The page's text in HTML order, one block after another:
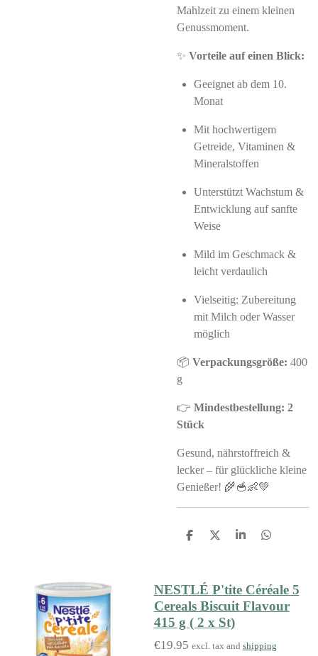
Mahlzeit zu einem kleinen
Genussmoment.
✨ Vorteile auf einen Blick:
Geeignet ab dem 10.
Monat
Mit hochwertigem
Getreide, Vitaminen &
Mineralstoffen
Unterstützt Wachstum &
Entwicklung auf sanfte
Weise
Mild im Geschmack &
leicht verdaulich
Vielseitig: Zubereitung
mit Milch oder Wasser
möglich
📦 Verpackungsgröße: 400
g
👉 Mindestbestellung: 2
Stück
Gesund, nährstoffreich &
lecker – für glückliche kleine
Genießer! 🌾🥣👶💚
S
e
S
e
S
S
e
NESTLÉ P'tite Céréale 5
Cereals Biscuit Flavour
415 g ( 2 x St)
€19.95 excl. tax and shipping